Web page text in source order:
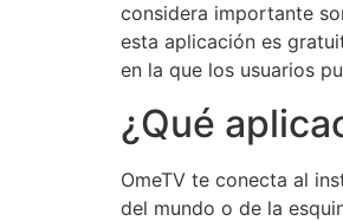
considera importante
esta aplicación es
en la que los usuarios
¿Qué
OmeTV te conecta al
del mundo o de la